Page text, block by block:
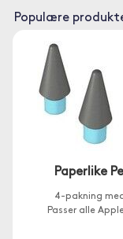
Populære
Paperlike
4-pakning
Passer alle